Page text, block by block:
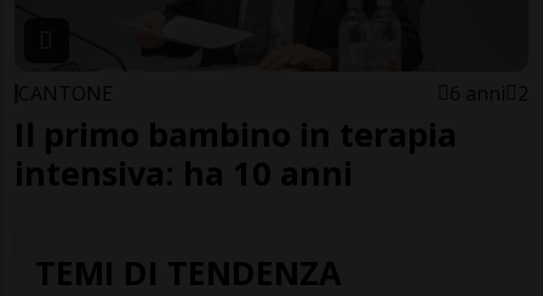
CANTONE 6 anni 2
Il primo bambino in terapia
intensiva: ha 10 anni
TEMI DI TENDENZA